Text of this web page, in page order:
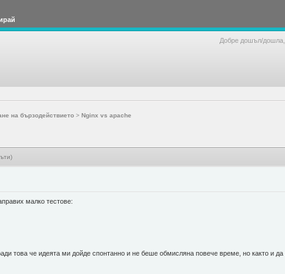
Добре дошъл/дошла,
на бързодействието> Nginx vs apache
малко тестове:
това че идеята ми дойде спонтанно и не беше обмисляна повече време, но както и